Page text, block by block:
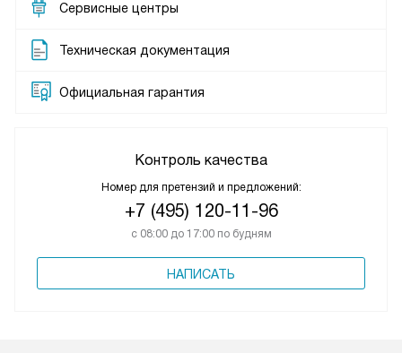
Сервисные центры
Техническая документация
Официальная гарантия
Контроль качества
Номер для претензий и предложений:
+7 (495) 120-11-96
с 08:00 до 17:00 по будням
НАПИСАТЬ